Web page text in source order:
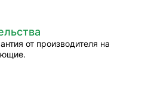
от производителя на